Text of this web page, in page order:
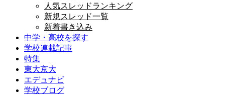
人気スレッドランキング
新規スレッド一覧
新着書き込み
中学・高校を探す
学校連載記事
特集
東大京大
エデュナビ
学校ブログ